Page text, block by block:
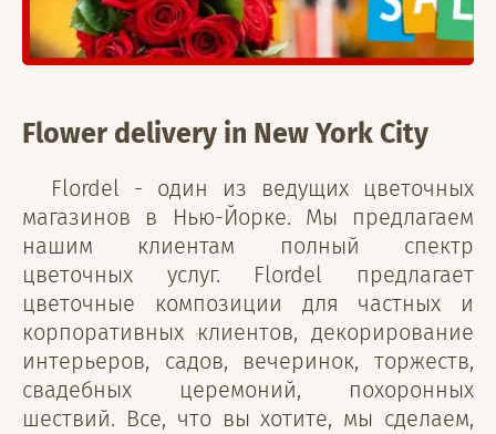
Flower delivery in New York City
Flordel - один из ведущих цветочных
магазинов в Нью-Йорке. Мы предлагаем
нашим клиентам полный спектр
цветочных услуг. Flordel предлагает
цветочные композиции для частных и
корпоративных клиентов, декорирование
интерьеров, садов, вечеринок, торжеств,
свадебных церемоний, похоронных
шествий. Все, что вы хотите, мы сделаем,